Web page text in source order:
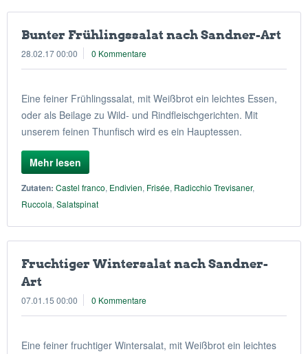
Bunter Frühlingssalat nach Sandner-Art
28.02.17 00:00 0 Kommentare
Eine feiner Frühlingssalat, mit Weißbrot ein leichtes Essen,
oder als Beilage zu Wild- und Rindfleischgerichten. Mit
unserem feinen Thunfisch wird es ein Hauptessen.
Mehr lesen
Zutaten: Castel franco, Endivien, Frisée, Radicchio Trevisaner,
Ruccola, Salatspinat
Fruchtiger Wintersalat nach Sandner-
Art
07.01.15 00:00 0 Kommentare
Eine feiner fruchtiger Wintersalat, mit Weißbrot ein leichtes